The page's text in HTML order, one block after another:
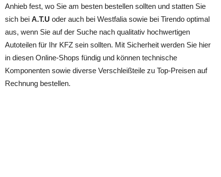
Anhieb fest, wo Sie am besten bestellen sollten und statten Sie
sich bei A.T.U oder auch bei Westfalia sowie bei Tirendo optimal
aus, wenn Sie auf der Suche nach qualitativ hochwertigen
Autoteilen für Ihr KFZ sein sollten. Mit Sicherheit werden Sie hier
in diesen Online-Shops fündig und können technische
Komponenten sowie diverse Verschleißteile zu Top-Preisen auf
Rechnung bestellen.